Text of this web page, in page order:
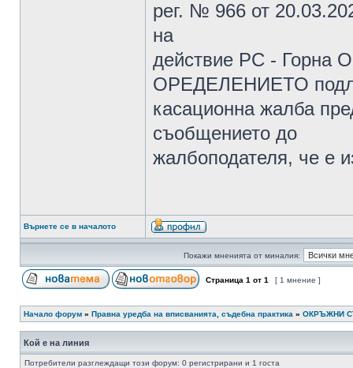
рег. № 966 от
на
действие РС - Горна
ОРЕДЕЛЕНИЕТО
касационна жалба
съобщението до
жалбоподателя, че е
Върнете се в началото
Покажи мненията от миналия:
Страница 1 от 1 [ 1 мнение ]
Начало форум » Правна уредба на вписванията, съдебна практика » ОКРЪЖНИ
Кой е на линия
Потребители разглеждащи този форум: 0 регистрирани и 1 госта